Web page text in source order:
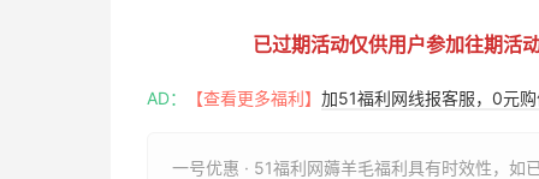
已过期活动仅供用户参加往期活
AD： 【查看更多福利】 加51福利网线报客服，0元
一号优惠 · 51福利网薅羊毛福利具有时效性，如